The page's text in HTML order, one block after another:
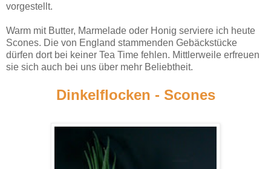
vorgestellt.
Warm mit Butter, Marmelade oder Honig serviere ich heute
Scones. Die von England stammenden Gebäckstücke
dürfen dort bei keiner Tea Time fehlen. Mittlerweile erfreuen
sie sich auch bei uns über mehr Beliebtheit.
Dinkelflocken - Scones